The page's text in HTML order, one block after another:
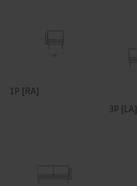
1P [RA]
3P [LA]